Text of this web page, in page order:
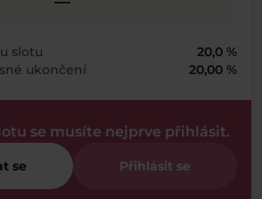
slotu
20,0 %
ukončení
20,00 %
se musíte nejprve přihlásit.
se Přihlásit se